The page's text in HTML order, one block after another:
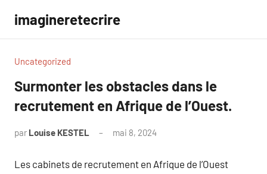
contenu
imagineretecrire
Uncategorized
Surmonter les obstacles dans le
recrutement en Afrique de l’Ouest.
par Louise KESTEL mai 8, 2024
Les cabinets de recrutement en Afrique de l’Ouest